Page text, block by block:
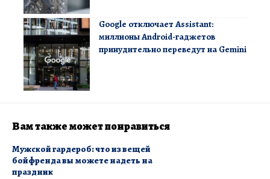
Google отключает Assistant:
миллионы Android-гаджетов
принудительно переведут на Gemini
Вам также может понравиться
Мужской гардероб: что из вещей
бойфренда вы можете надеть на
праздник